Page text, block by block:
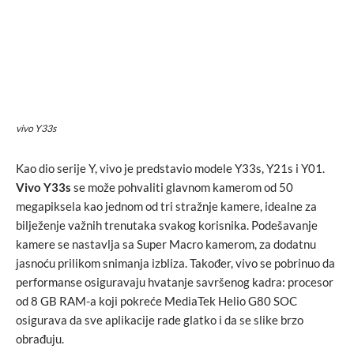
vivo Y33s
Kao dio serije Y, vivo je predstavio modele Y33s, Y21s i Y01.
Vivo Y33s se može pohvaliti glavnom kamerom od 50
megapiksela kao jednom od tri stražnje kamere, idealne za
bilježenje važnih trenutaka svakog korisnika. Podešavanje
kamere se nastavlja sa Super Macro kamerom, za dodatnu
jasnoću prilikom snimanja izbliza. Također, vivo se pobrinuo da
performanse osiguravaju hvatanje savršenog kadra: procesor
od 8 GB RAM-a koji pokreće MediaTek Helio G80 SOC
osigurava da sve aplikacije rade glatko i da se slike brzo
obrađuju.